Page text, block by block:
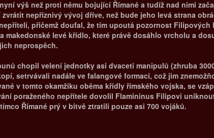
výš než proti němu bojující Římané a tudíž nad nimi
nepříznivý vývoj dříve, než bude jeho levá strana
přičemž doufal, že tím upoutá pozornost
makedonské levé křídlo, které právě dosáhlo vrcholu a
neprospěch.
chopil velení jednotky asi dvaceti manipulů (zhruba
setrvávali nadále ve falangové formaci, což jim
v tomto okamžiku oběma křídly římského vojska, se
poraženého nepřítele dovolil Flamininus Filipovi
Římané prý v bitvě ztratili pouze asi 700 vojáků.